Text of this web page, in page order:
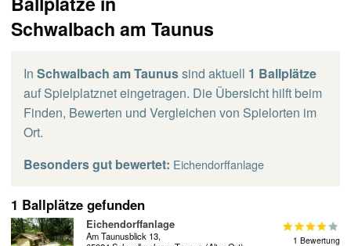
Schwalbach am Taunus
In Schwalbach am Taunussind aktuell 1 Ballplätze
auf Spielplatznet eingetragen. Die Übersicht hilft beim
Finden, Bewerten und Vergleichen von Spielorten im
Ort.
Besonders gut bewertet: Eichendorffanlage
1 Ballplätze gefunden
Eichendorffanlage
Am Taunusblick 13,
1 Bewertung